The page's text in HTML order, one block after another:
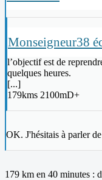
Monseigneur38
l’objectif est de
quelques heures.
[...]
179kms 2100mD+
OK. J'hésitais à parler
179 km en 40 minutes :